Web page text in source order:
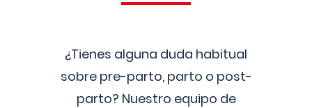
¿Tienes alguna duda habitual
sobre pre-parto, parto o post-
parto? Nuestro equipo de